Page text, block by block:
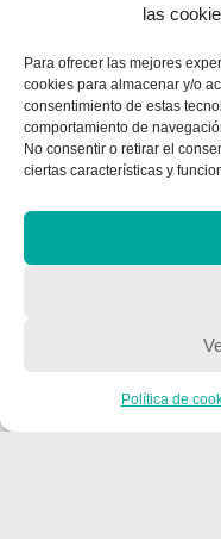
las
Para ofrecer las mejores
cookies para almacenar y/o
consentimiento de estas
comportamiento de
No consentir o retirar el
ciertas características y
Política de
CONTACTA CON
Contacto